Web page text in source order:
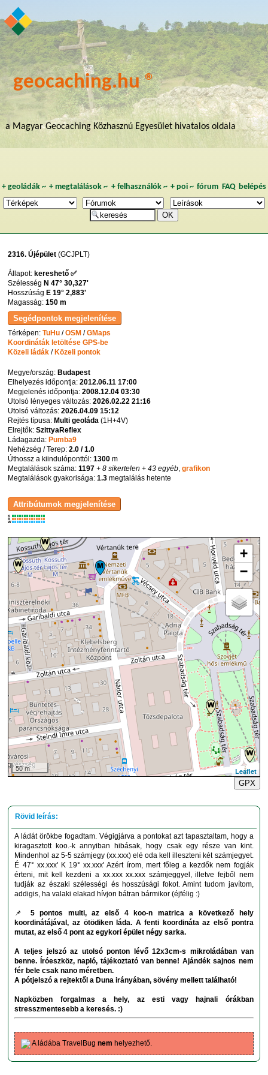
geocaching.hu ®
a Magyar Geocaching Közhasznú Egyesület hivatalos oldala
+ geoládák~ +megtalálások ~ + felhasználók~ + poi~ fórum FAQ belépés
2316. Újépület (GCJPLT)
Állapot: kereshető ✅
Szélesség N 47° 30,327'
Hosszúság E 19° 2,883'
Magasság:150 m
Térképen:TuHu /OSM /GMaps
Koordináták letöltése GPS-be
Közeli ládák / Közeli pontok
Megye/ország: Budapest
Elhelyezés időpontja:2012.06.11 17:00
Megjelenés időpontja:2008.12.04 03:30
Utolsó lényeges változás:2026.02.22 21:16
Utolsó változás:2026.04.09 15:12
Rejtés típusa: Multi geoláda (1H+4V)
Elrejtők:SzittyaReflex
Ládagazda: Pumba9
Nehézség / Terep:2.0 / 1.0
Úthossz a kiindulóponttól:1300 m
Megtalálások száma:1197 + 8 sikertelen + 43 egyéb,grafikon
Megtalálások gyakorisága:1.3 megtalálás hetente
K
R
W
+
−
50 m
Leaflet
GPX
A ládát örökbe fogadtam. Végigjárva a pontokat azt tapasztaltam, hogy a
kiragasztott koo.-k annyiban hibásak, hogy csak egy része van kint.
Mindenhol az 5-5 számjegy (xx.xxx) elé oda kell illeszteni két számjegyet.
É 47° xx.xxx' K 19° xx.xxx' Azért írom, mert főleg a kezdők nem fogják
érteni, mit kell kezdeni a xx.xxx xx.xxx számjeggyel, illetve fejből nem
tudják az északi szélességi és hosszúsági fokot. Amint tudom javítom,
addigis, ha valaki elakad hívjon bátran bármikor (éjfélig :)
📌 5 pontos multi, az első 4 koo-n matrica a következő hely
koordinátájával, az ötödiken láda. A fenti koordináta az első pontra
mutat, az első 4 pont az egykori épület négy sarka.
A teljes jelszó az utolsó ponton lévő 12x3cm-s mikroládában van
benne. Íróeszköz, napló, tájékoztató van benne! Ajándék sajnos nem
fér bele csak nano méretben.
A pótjelszó a rejtektől a Duna irányában, sövény mellett található!
Napközben forgalmas a hely, az esti vagy hajnali órákban
stresszmentesebb a keresés. :)
A ládába TravelBugnem helyezhető.